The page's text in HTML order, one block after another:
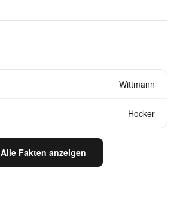
Wittmann
Hocker
Alle Fakten anzeigen